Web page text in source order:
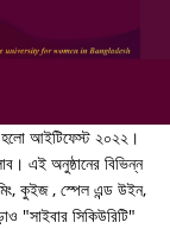
হলো আইটিফেস্ট ২০২২।
এই অনুষ্ঠানের বিভিন্ন
কুইজ , স্পেল এন্ড উইন,
"সাইবার সিকিউরিটি"